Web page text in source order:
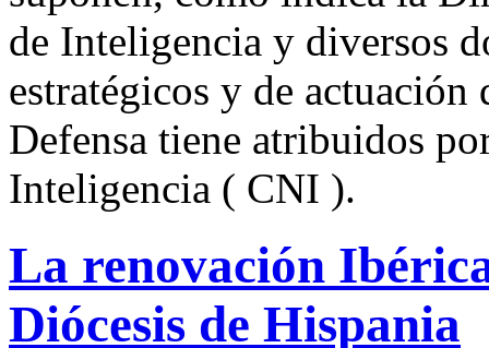
de Inteligencia y diversos
estratégicos y de
Defensa tiene atribuidos
Inteligencia ( CNI ).
La renovación
Diócesis de Hispania